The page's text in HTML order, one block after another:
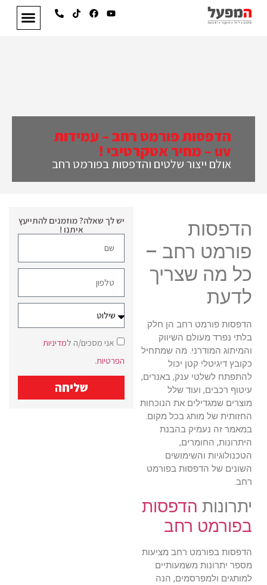
הדפסות פורמט רחב – עמידות
uv – מחיר אטקרטיבי !
אולם ייצור שלטים והדפסות בפורמט רחב
הדפסות
פורמט רחב –
כל מה שצריך
לדעת
הדפסות פורמט רחב הן חלק
בלתי נפרד מעולם השיווק
והמיתוג המודרני. מה שמתחיל
כקובץ דיגיטלי קטן יכול
להתפתח לשלטי ענק, באנרים,
עיטוף רכבים, ועוד שלל
מוצרים שמגדילים את הנוכחות
החזותית של מותג בכל מקום.
במאמר זה נעמיק בהבנת
היתרונות, החומרים,
הטכנולוגיות והשימושים
השונים של הדפסות בפורמט
רחב.
יתרונות הדפסות
בפורמט רחב
הדפסות בפורמט רחב מציעות
מספר יתרונות משמעותיים
למותגים ולמפרסמים, הנה
יש לך שאלה? מוזמנים להתייעץ
איתנו !
אני מסכים/ה למדיניות
הפרטיות.
שליחה